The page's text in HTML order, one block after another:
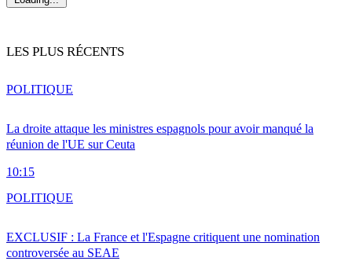
LES PLUS RÉCENTS
La droite attaque les ministres espagnols pour avoir manqué la
réunion de l'UE sur Ceuta
10:15
POLITIQUE
EXCLUSIF : La France et l'Espagne critiquent une nomination
controversée au SEAE
POLITIQUE